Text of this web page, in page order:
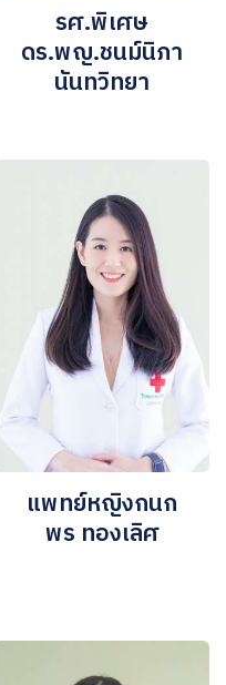
รศ.พิเศษ
ดร.พญ.ชนม์นิภา
นันทวิทยา
แพทย์หญิงกนก
พร ทองเลิศ